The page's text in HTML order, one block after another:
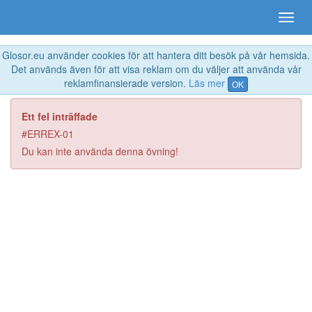
Glosor.eu använder cookies för att hantera ditt besök på vår hemsida.
Det används även för att visa reklam om du väljer att använda vår
reklamfinansierade version. Läs mer OK
Ett fel inträffade
#ERREX-01
Du kan inte använda denna övning!